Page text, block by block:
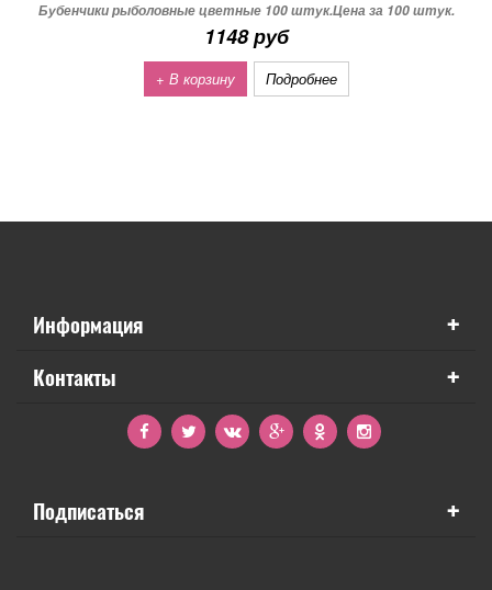
Бубенчики рыболовные цветные 100 штук.Цена за 100 штук.
1148 руб
+ В корзину Подробнее
Информация +
Контакты +
Подписаться +